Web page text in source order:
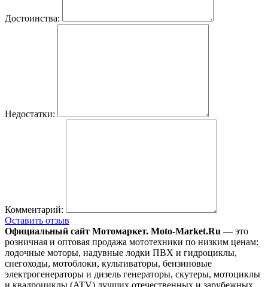
Достоинства:
Недостатки:
Комментарий:
Оставить отзыв
Официальный сайт Мотомаркет. Moto-Market.Ru — это
розничная и оптовая продажа мототехники по низким ценам:
лодочные моторы, надувные лодки ПВХ и гидроциклы,
снегоходы, мотоблоки, культиваторы, бензиновые
электрогенераторы и дизель генераторы, скутеры, мотоциклы
и квадроциклы (ATV) лучших отечественных и зарубежных